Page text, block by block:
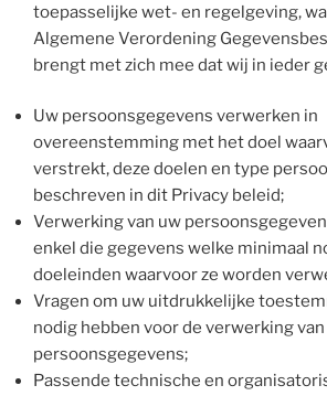
toepasselijke wet- en regelgeving,
Algemene Verordening
brengt met zich mee dat wij in ieder
Uw persoonsgegevens verwerken in
overeenstemming met het doel
verstrekt, deze doelen en type
beschreven in dit Privacy beleid;
Verwerking van uw
enkel die gegevens welke minimaal
doeleinden waarvoor ze worden
Vragen om uw uitdrukkelijke
nodig hebben voor de verwerking
persoonsgegevens;
Passende technische en